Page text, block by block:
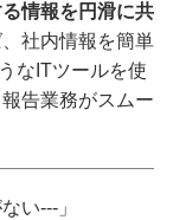
情報を円滑に共
社内情報を簡単
なITツールを使
告業務がスムー
い---」